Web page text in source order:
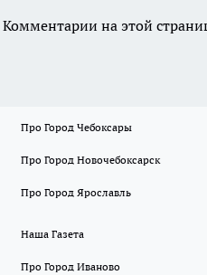
Комментарии на этой
Про Город Чебоксары
Про Город Новочебоксарск
Про Город Ярославль
Наша Газета
Про Город Иваново